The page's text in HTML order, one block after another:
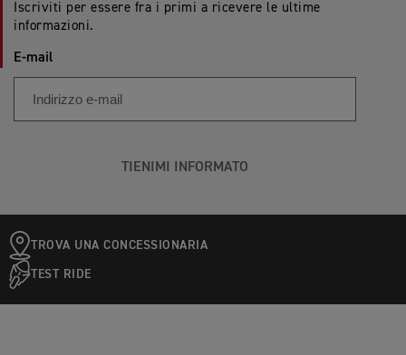
Iscriviti per essere fra i primi a ricevere le ultime
informazioni.
E-mail
TIENIMI INFORMATO
TROVA UNA CONCESSIONARIA
TEST RIDE